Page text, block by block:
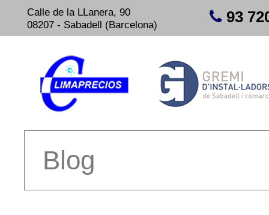
Calle de la LLanera, 90
08207 - Sabadell (Barcelona)
93
Blog